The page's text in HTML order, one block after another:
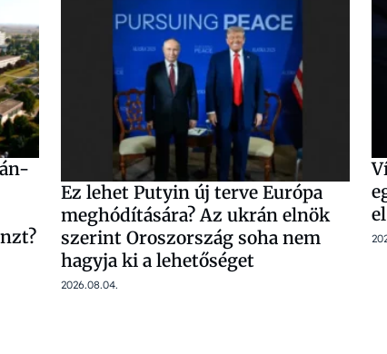
Ez lehet Putyin új terve Európa
meghódítására? Az ukrán elnök
szerint Oroszország soha nem
hagyja ki a lehetőséget
2026.08.04.